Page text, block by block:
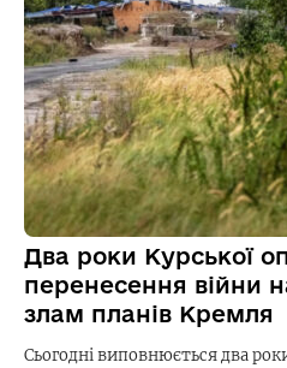
Два роки Курської
перенесення війни
злам планів Кремля
Сьогодні виповнюється два